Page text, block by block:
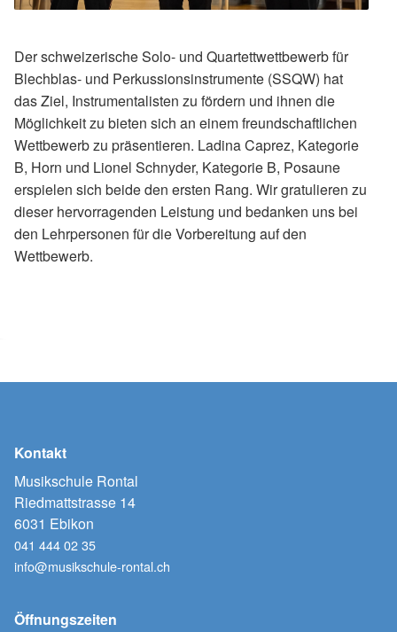
Der schweizerische Solo- und Quartettwettbewerb für
Blechblas- und Perkussionsinstrumente (SSQW) hat
das Ziel, Instrumentalisten zu fördern und ihnen die
Möglichkeit zu bieten sich an einem freundschaftlichen
Wettbewerb zu präsentieren. Ladina Caprez, Kategorie
B, Horn und Lionel Schnyder, Kategorie B, Posaune
erspielen sich beide den ersten Rang. Wir gratulieren zu
dieser hervorragenden Leistung und bedanken uns bei
den Lehrpersonen für die Vorbereitung auf den
Wettbewerb.
Kontakt
Musikschule Rontal
Riedmattstrasse 14
6031 Ebikon
041 444 02 35
info@musikschule-rontal.ch
Öffnungszeiten